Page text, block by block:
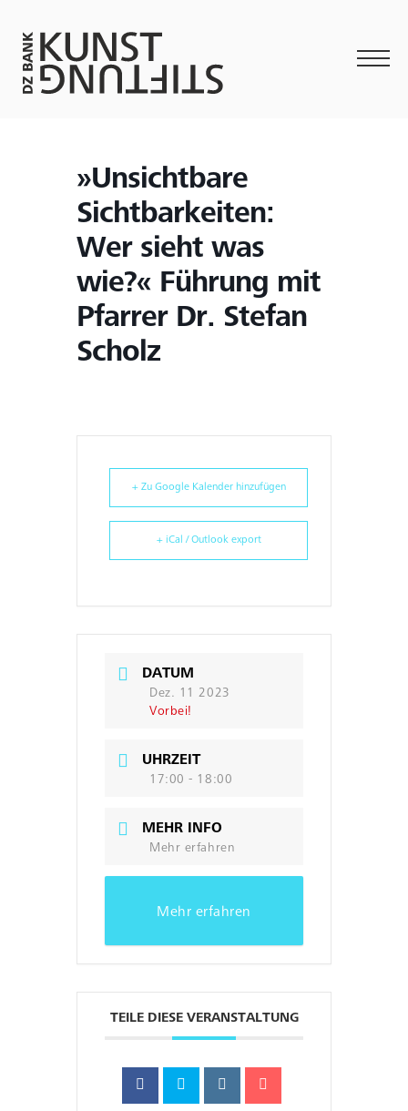
»Unsichtbare
Sichtbarkeiten:
Wer sieht was
wie?« Führung mit
Pfarrer Dr. Stefan
Scholz
+ Zu Google Kalender hinzufügen
+ iCal / Outlook export
DATUM
Dez. 11 2023
Vorbei!
UHRZEIT
17:00 - 18:00
MEHR INFO
Mehr erfahren
Mehr erfahren
TEILE DIESE VERANSTALTUNG